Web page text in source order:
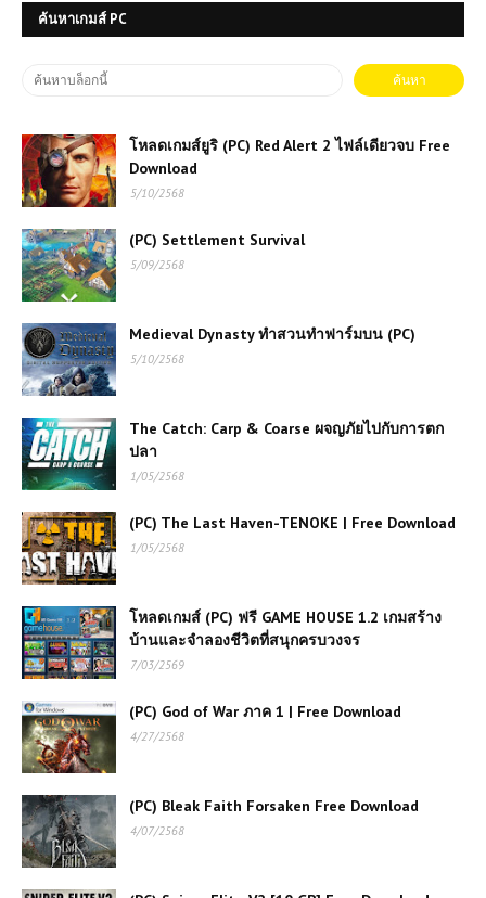
ค้นหาเกมส์ PC
โหลดเกมส์ยูริ (PC) Red Alert 2 ไฟล์เดียวจบ Free
Download
5/10/2568
(PC) Settlement Survival
5/09/2568
Medieval Dynasty ทำสวนทำฟาร์มบน (PC)
5/10/2568
The Catch: Carp & Coarse ผจญภัยไปกับการตก
ปลา
1/05/2568
(PC) The Last Haven-TENOKE | Free Download
1/05/2568
โหลดเกมส์ (PC) ฟรี GAME HOUSE 1.2 เกมสร้าง
บ้านและจำลองชีวิตที่สนุกครบวงจร
7/03/2569
(PC) God of War ภาค 1 | Free Download
4/27/2568
(PC) Bleak Faith Forsaken Free Download
4/07/2568